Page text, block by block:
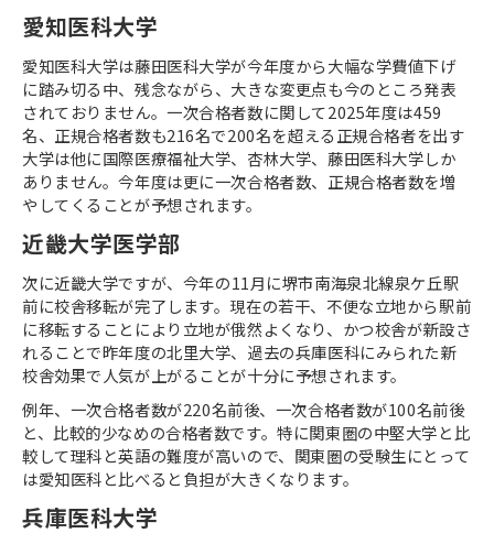
愛知医科大学
愛知医科大学は藤田医科大学が今年度から大幅な学費値下げ
に踏み切る中、残念ながら、大きな変更点も今のところ発表
されておりません。一次合格者数に関して2025年度は459
名、正規合格者数も216名で200名を超える正規合格者を出す
大学は他に国際医療福祉大学、杏林大学、藤田医科大学しか
ありません。今年度は更に一次合格者数、正規合格者数を増
やしてくることが予想されます。
近畿大学医学部
次に近畿大学ですが、今年の11月に堺市南海泉北線泉ケ丘駅
前に校舎移転が完了します。現在の若干、不便な立地から駅前
に移転することにより立地が俄然よくなり、かつ校舎が新設さ
れることで昨年度の北里大学、過去の兵庫医科にみられた新
校舎効果で人気が上がることが十分に予想されます。
例年、一次合格者数が220名前後、一次合格者数が100名前後
と、比較的少なめの合格者数です。特に関東圏の中堅大学と比
較して理科と英語の難度が高いので、関東圏の受験生にとって
は愛知医科と比べると負担が大きくなります。
兵庫医科大学